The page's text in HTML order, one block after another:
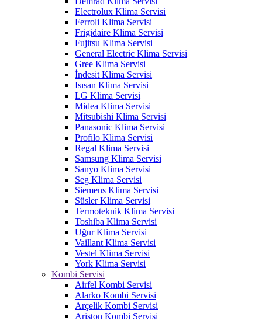
Electrolux Klima Servisi
Ferroli Klima Servisi
Frigidaire Klima Servisi
Fujitsu Klima Servisi
General Electric Klima Servisi
Gree Klima Servisi
İndesit Klima Servisi
Isısan Klima Servisi
LG Klima Servisi
Midea Klima Servisi
Mitsubishi Klima Servisi
Panasonic Klima Servisi
Profilo Klima Servisi
Regal Klima Servisi
Samsung Klima Servisi
Sanyo Klima Servisi
Seg Klima Servisi
Siemens Klima Servisi
Süsler Klima Servisi
Termoteknik Klima Servisi
Toshiba Klima Servisi
Uğur Klima Servisi
Vaillant Klima Servisi
Vestel Klima Servisi
York Klima Servisi
Kombi Servisi
Airfel Kombi Servisi
Alarko Kombi Servisi
Arçelik Kombi Servisi
Ariston Kombi Servisi